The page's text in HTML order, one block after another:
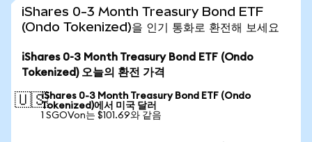
iShares 0-3 Month Treasury Bond ETF
(Ondo Tokenized)을 인기 통화로 환전해 보세요
iShares 0-3 Month Treasury Bond ETF (Ondo
Tokenized) 오늘의 환전 가격
🇺🇸iShares 0-3 Month Treasury Bond ETF (Ondo
Tokenized)에서 미국 달러
1 SGOVon는 $101.69와 같음